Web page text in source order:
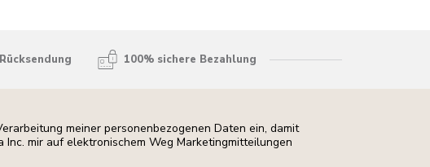
100% sichere Bezahlung
meiner personenbezogenen Daten ein, damit
Inc. mir auf elektronischem Weg Marketingmitteilungen